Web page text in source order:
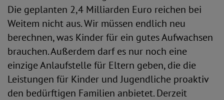
Die geplanten 2,4 Milliarden Euro reichen bei
Weitem nicht aus. Wir müssen endlich neu
berechnen, was Kinder für ein gutes Aufwachsen
brauchen. Außerdem darf es nur noch eine
einzige Anlaufstelle für Eltern geben, die die
Leistungen für Kinder und Jugendliche proaktiv
den bedürftigen Familien anbietet. Derzeit